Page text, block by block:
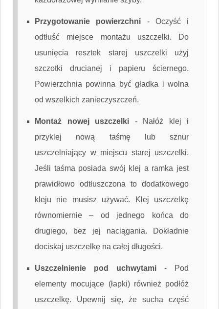
Przygotowanie powierzchni - Oczyść i
odtłuść miejsce montażu uszczelki. Do
usunięcia resztek starej uszczelki użyj
szczotki drucianej i papieru ściernego.
Powierzchnia powinna być gładka i wolna
od wszelkich zanieczyszczeń.
Montaż nowej uszczelki -
Nałóż klej i
przyklej nową taśmę lub sznur
uszczelniający w miejscu starej uszczelki.
Jeśli taśma posiada swój klej a ramka jest
prawidłowo odtłuszczona to dodatkowego
kleju nie musisz używać. Klej uszczelkę
równomiernie – od jednego końca do
drugiego, bez jej naciągania. Dokładnie
dociskaj uszczelkę na całej długości.
Uszczelnienie pod uchwytami -
Pod
elementy mocujące (łapki) również podłóż
uszczelkę. Upewnij się, że sucha część